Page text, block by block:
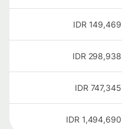
IDR
IDR
IDR
IDR